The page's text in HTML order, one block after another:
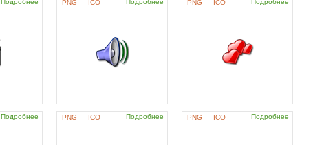
Подробнее PNG ICO Подробнее PNG ICO Подробнее
Подробнее PNG ICO Подробнее PNG ICO Подробнее